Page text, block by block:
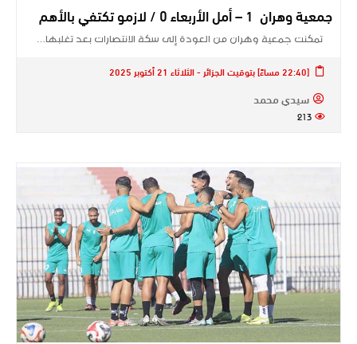
جمعية وهران 1 – أمل الأربعاء 0 / لازمو تكتفي بالأهم
تمكنت جمعية وهران من العودة إلى سكة الانتصارات بعد تغلبها…
[22:40 مساءً] بتوقيت الجزائر - الثلاثاء 21 أكتوبر 2025
سيدي محمد
213